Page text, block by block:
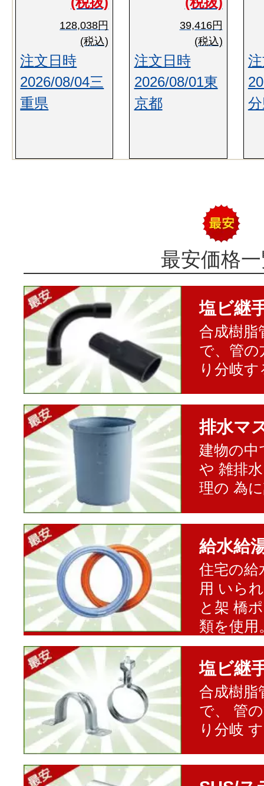
128,038円
(税込)
注文日時
2026/08/04三
重県
39,416円
(税込)
注文日時
2026/08/01東
京都
最安価格
塩ビ継
合成樹脂
で、管の
り分岐
排水マ
建物の中
や 雑排
理の 為
給水給
住宅の給
用 いら
と架 橋
類を使用
塩ビ継
合成樹脂
で、 管
り分岐